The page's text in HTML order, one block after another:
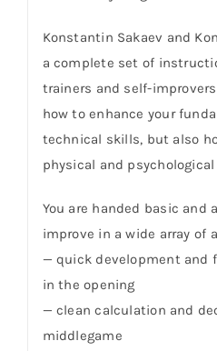
Konstantin Sakaev and
a complete set of
trainers and self-
how to enhance your
technical skills, but also
physical and
You are handed basic and
improve in a wide array of
— quick development and
in the opening
— clean calculation and
middlegame